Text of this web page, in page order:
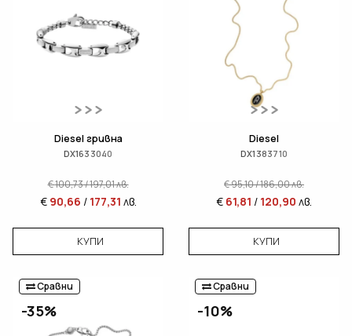
Diesel гривна
DX1633040
€100,73/197,01лв.
€ 90,66 / 177,31 лв.
КУПИ
Diesel
DX1383710
€95,10/186,00лв.
€ 61,81 / 120,90 лв.
КУПИ
Сравни
-35%
Сравни
-10%